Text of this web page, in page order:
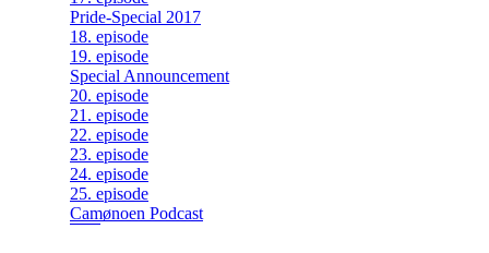
Pride-Special 2017
18. episode
19. episode
Special Announcement
20. episode
21. episode
22. episode
23. episode
24. episode
25. episode
Camønoen Podcast